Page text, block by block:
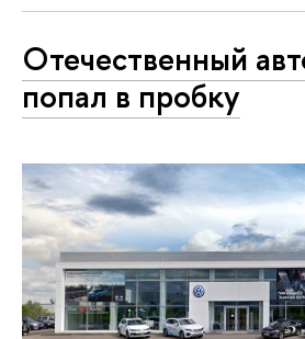
Отечественный
попал в пробку